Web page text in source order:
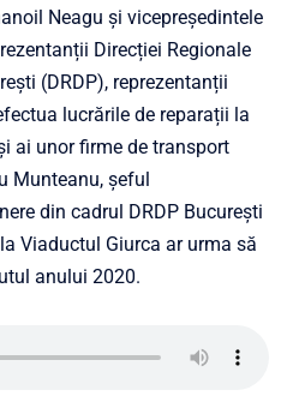
Neagu și vicepreședintele
Direcției Regionale
(DRDP), reprezentanții
lucrările de reparații la
ai unor firme de transport
Munteanu, șeful
din cadrul DRDP București
Viaductul Giurca ar urma să
anului 2020.